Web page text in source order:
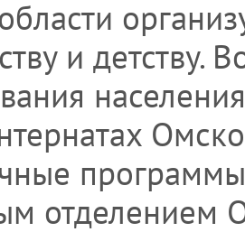
и детству.
отделением